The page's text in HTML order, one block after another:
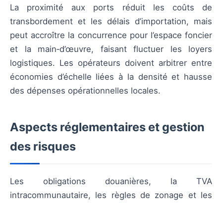
La proximité aux ports réduit les coûts de
transbordement et les délais d’importation, mais
peut accroître la concurrence pour l’espace foncier
et la main‑d’œuvre, faisant fluctuer les loyers
logistiques. Les opérateurs doivent arbitrer entre
économies d’échelle liées à la densité et hausse
des dépenses opérationnelles locales.
Aspects réglementaires et gestion
des risques
Les obligations douanières, la TVA
intracommunautaire, les règles de zonage et les